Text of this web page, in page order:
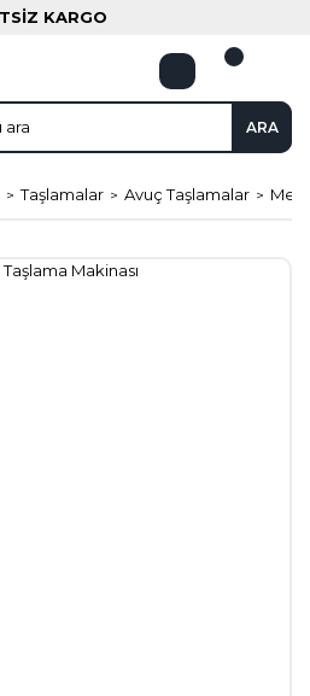
KARGO
ARA
Taşlamalar Avuç Taşlamalar